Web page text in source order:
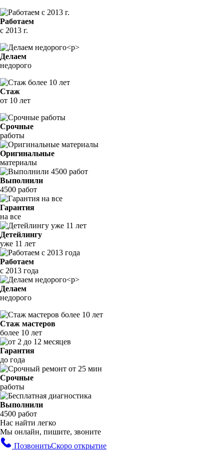
Работаем
с 2013 г.
Делаем
недорого
Стаж
от 10 лет
Срочные
работы
Оригинальные
материалы
Выполнили
4500 работ
Гарантия
на все
Детейлингу
уже 11 лет
Работаем
с 2013 года
Делаем
недорого
Стаж мастеров
более 10 лет
Гарантия
до года
Срочные
работы
Выполнили
4500 работ
Нас найти легко
Мы онлайн, пишите, звоните
ПозвонитьСкоро открытие